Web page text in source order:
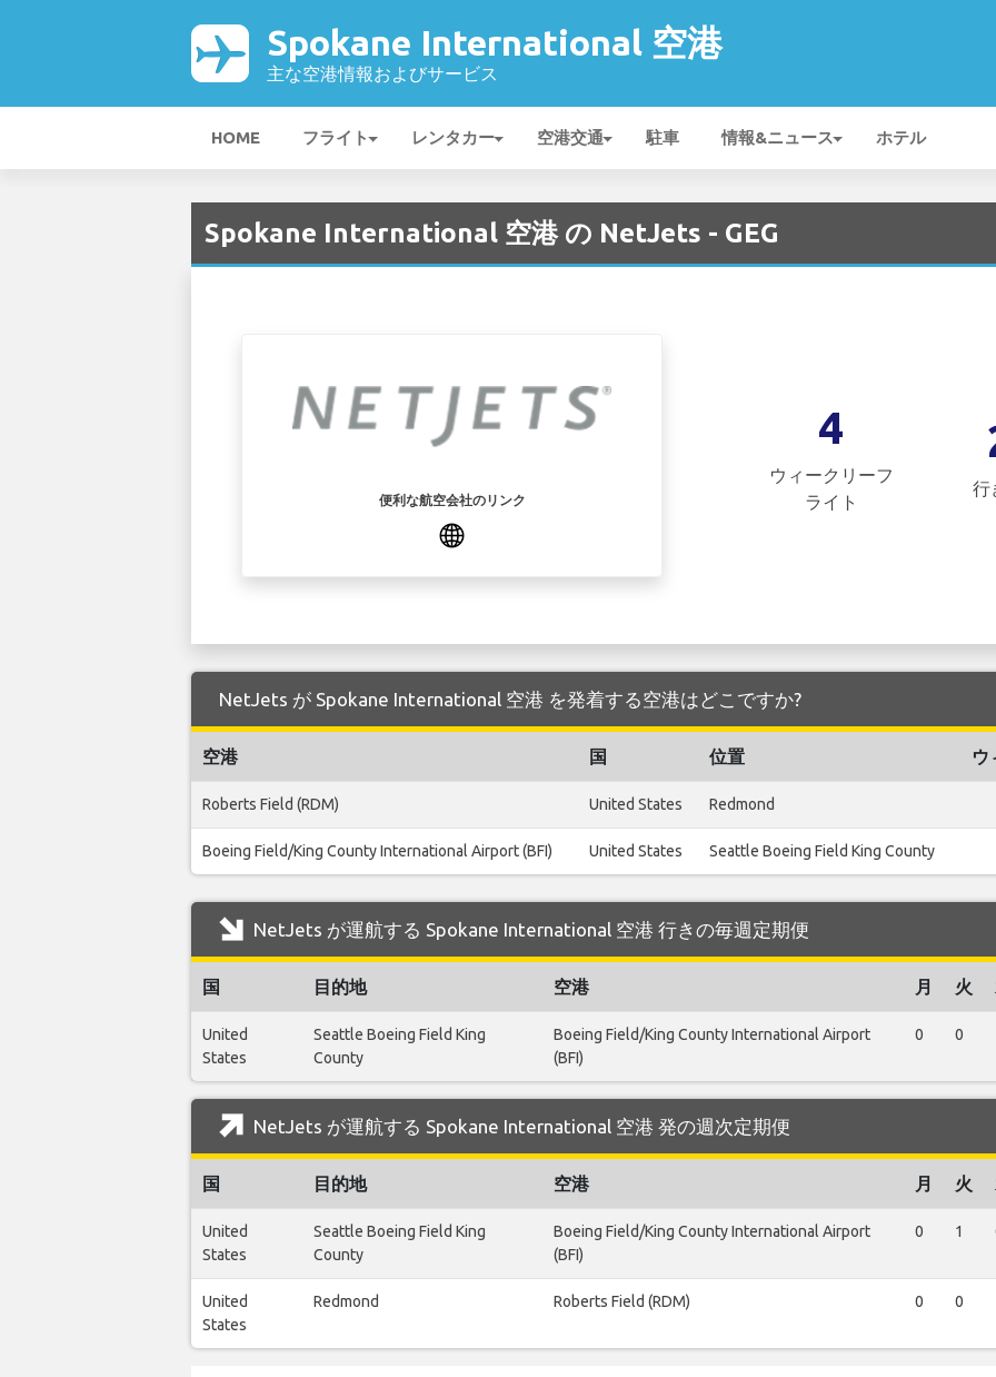
Spokane International 空港
主な空港情報およびサービス
HOME フライト レンタカー 空港交通 駐車 情報&ニュース ホテル
Spokane International 空港 の NetJets - GEG
便利な航空会社のリンク
4
ウィークリーフ
ライト
行
NetJets が Spokane International 空港 を発着する空港はどこですか?
空港 国 位置 ウ
Roberts Field (RDM) United States Redmond
Boeing Field/King County International Airport (BFI) United States Seattle Boeing Field King County
NetJets が運航する Spokane International 空港 行きの毎週定期便
国 目的地 空港 月 火
United
States
Seattle Boeing Field King
County
Boeing Field/King County International Airport
(BFI)
0 0
NetJets が運航する Spokane International 空港 発の週次定期便
国 目的地 空港 月 火
United
States
Seattle Boeing Field King
County
Boeing Field/King County International Airport
(BFI)
0 1
United
States
Redmond Roberts Field (RDM) 0 0